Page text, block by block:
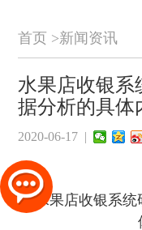
首页 >新闻资讯
水果店收银系
据分析的具体
2020-06-17 |